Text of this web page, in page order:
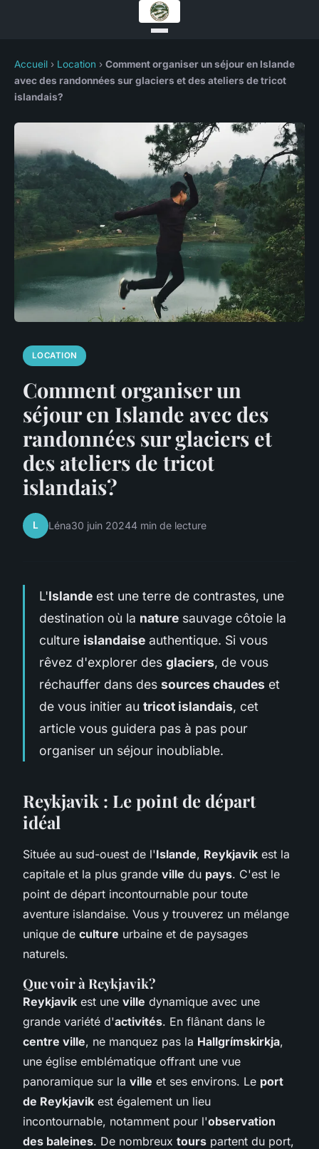
Accueil › Location › Comment organiser un séjour en Islande
avec des randonnées sur glaciers et des ateliers de tricot
islandais?
LOCATION
Comment organiser un
séjour en Islande avec des
randonnées sur glaciers et
des ateliers de tricot
islandais?
L Léna30 juin 20244 min de lecture
L'Islande est une terre de contrastes, une
destination où la nature sauvage côtoie la
culture islandaise authentique. Si vous
rêvez d'explorer des glaciers, de vous
réchauffer dans des sources chaudes et
de vous initier au tricot islandais, cet
article vous guidera pas à pas pour
organiser un séjour inoubliable.
Reykjavik : Le point de départ
idéal
Située au sud-ouest de l'Islande, Reykjavik est la
capitale et la plus grande ville du pays. C'est le
point de départ incontournable pour toute
aventure islandaise. Vous y trouverez un mélange
unique de culture urbaine et de paysages
naturels.
Que voir à Reykjavik?
Reykjavik est une ville dynamique avec une
grande variété d'activités. En flânant dans le
centre ville, ne manquez pas la Hallgrímskirkja,
une église emblématique offrant une vue
panoramique sur la ville et ses environs. Le port
de Reykjavik est également un lieu
incontournable, notamment pour l'observation
des baleines. De nombreux tours partent du port,